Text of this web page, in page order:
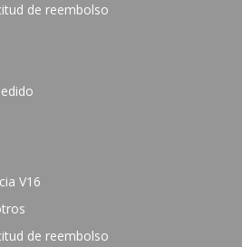
de reembolso
V16
de reembolso